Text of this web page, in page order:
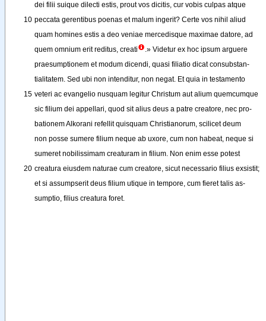
dei filii suique dilecti estis, prout vos dicitis, cur vobis culpas atque
10 peccata gerentibus poenas et malum ingerit? Certe vos nihil aliud
quam homines estis a deo veniae mercedisque maximae datore, ad
quem omnium erit reditus, creati .» Videtur ex hoc ipsum arguere
praesumptionem et modum dicendi, quasi filiatio dicat consubstan-
tialitatem. Sed ubi non intenditur, non negat. Et quia in testamento
15 veteri ac evangelio nusquam legitur Christum aut alium quemcumque
sic filium dei appellari, quod sit alius deus a patre creatore, nec pro-
bationemAlkorani refellit quisquam Christianorum, scilicet deum
non posse sumere filium neque ab uxore, cum non habeat, neque si
sumeret nobilissimam creaturam in filium. Non enim esse potest
20 creatura eiusdem naturae cum creatore, sicut necessario filius exsistit;
et si assumpserit deus filium utique in tempore, cum fieret talis as-
sumptio, filius creatura foret.